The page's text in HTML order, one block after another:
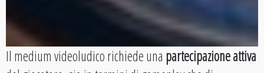
Il medium videoludico richiede una partecipazione attiva